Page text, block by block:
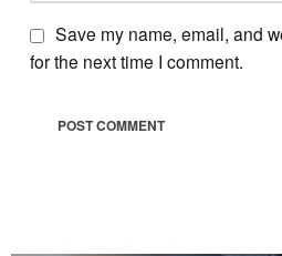
Save my name, email, and
for the next time I comment.